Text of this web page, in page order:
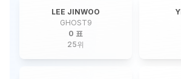
LEE JINWOO
GHOST9
0 표
25위